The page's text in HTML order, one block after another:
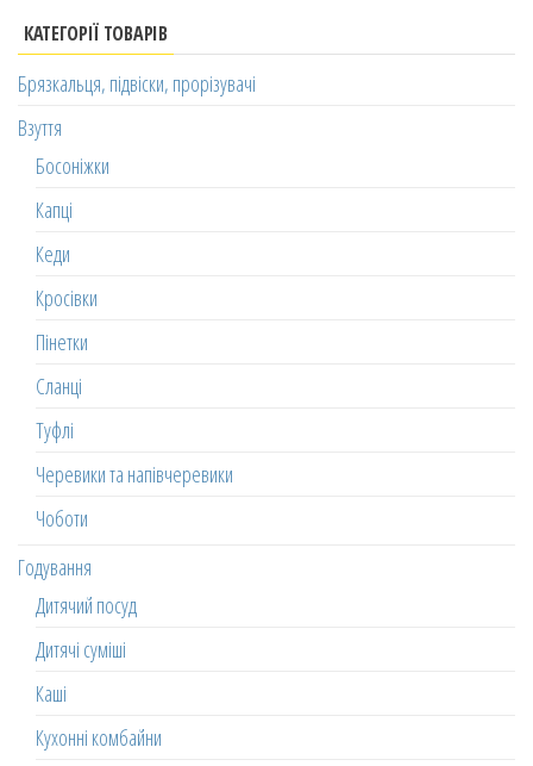
КАТЕГОРІЇ ТОВАРІВ
Брязкальця, підвіски, прорізувачі
Взуття
Босоніжки
Капці
Кеди
Кросівки
Пінетки
Сланці
Туфлі
Черевики та напівчеревики
Чоботи
Годування
Дитячий посуд
Дитячі суміші
Каші
Кухонні комбайни